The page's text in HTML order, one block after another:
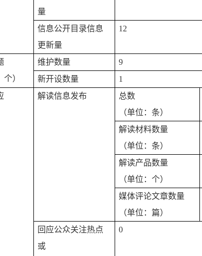
量
信息公开目录信息
更新量
12
）
维护数量
9
新开设数量
1
解读信息发布
总数
（单位：条）
解读材料数量
（单位：条）
解读产品数量
（单位：个）
媒体评论文章数量
（单位：篇）
回应公众关注热点
或
0